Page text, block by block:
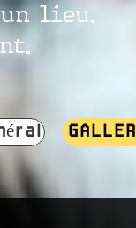
un lieu.